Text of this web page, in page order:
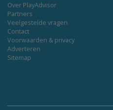
Over PlayAdvisor
Partners
Veelgestelde vragen
Contact
Voorwaarden & privacy
Adverteren
Sitemap